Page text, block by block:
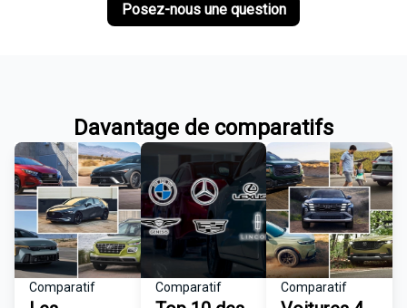
Posez-nous une question
Davantage de comparatifs
Comparatif Comparatif Comparatif